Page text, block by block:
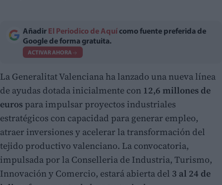
Añadir El Periodico de Aquí como fuente preferida de
Google de forma gratuita.
ACTIVAR AHORA
La Generalitat Valenciana ha lanzado una nueva línea
de ayudas dotada inicialmente con 12,6 millones de
euros para impulsar proyectos industriales
estratégicos con capacidad para generar empleo,
atraer inversiones y acelerar la transformación del
tejido productivo valenciano. La convocatoria,
impulsada por la Conselleria de Industria, Turismo,
Innovación y Comercio, estará abierta del 3 al 24 de